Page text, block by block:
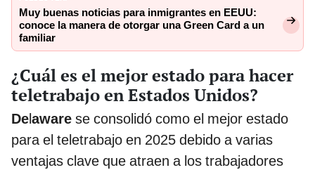
Muy buenas noticias para inmigrantes en EEUU:
conoce la manera de otorgar una Green Card a un
familiar
¿Cuál es el mejor estado para hacer
teletrabajo en Estados Unidos?
Delaware se consolidó como el mejor estado
para el teletrabajo en 2025 debido a varias
ventajas clave que atraen a los trabajadores